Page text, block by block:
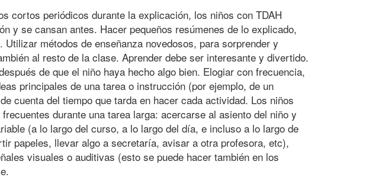
cortos periódicos durante la explicación, los niños con TDAH
y se cansan antes. Hacer pequeños resúmenes de lo explicado,
Utilizar métodos de enseñanza novedosos, para sorprender y
al resto de la clase. Aprender debe ser interesante y divertido.
de que el niño haya hecho algo bien. Elogiar con frecuencia,
principales de una tarea o instrucción (por ejemplo, de un
cuenta del tiempo que tarda en hacer cada actividad. Los niños
durante una tarea larga: acercarse al asiento del niño y
(a lo largo del curso, a lo largo del día, e incluso a lo largo de
papeles, llevar algo a secretaría, avisar a otra profesora, etc),
visuales o auditivas (esto se puede hacer también en los